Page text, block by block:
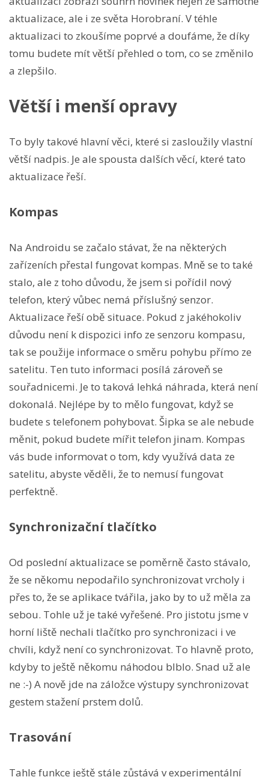
aktualizace, ale i ze světa Horobraní. V téhle
aktualizaci to zkoušíme poprvé a doufáme, že díky
tomu budete mít větší přehled o tom, co se změnilo
a zlepšilo.
Větší i menší opravy
To byly takové hlavní věci, které si zasloužily vlastní
větší nadpis. Je ale spousta dalších věcí, které tato
aktualizace řeší.
Kompas
Na Androidu se začalo stávat, že na některých
zařízeních přestal fungovat kompas. Mně se to také
stalo, ale z toho důvodu, že jsem si pořídil nový
telefon, který vůbec nemá příslušný senzor.
Aktualizace řeší obě situace. Pokud z jakéhokoliv
důvodu není k dispozici info ze senzoru kompasu,
tak se použije informace o směru pohybu přímo ze
satelitu. Ten tuto informaci posílá zároveň se
souřadnicemi. Je to taková lehká náhrada, která není
dokonalá. Nejlépe by to mělo fungovat, když se
budete s telefonem pohybovat. Šipka se ale nebude
měnit, pokud budete mířit telefon jinam. Kompas
vás bude informovat o tom, kdy využívá data ze
satelitu, abyste věděli, že to nemusí fungovat
perfektně.
Synchronizační tlačítko
Od poslední aktualizace se poměrně často stávalo,
že se někomu nepodařilo synchronizovat vrcholy i
přes to, že se aplikace tvářila, jako by to už měla za
sebou. Tohle už je také vyřešené. Pro jistotu jsme v
horní liště nechali tlačítko pro synchronizaci i ve
chvíli, když není co synchronizovat. To hlavně proto,
kdyby to ještě někomu náhodou blblo. Snad už ale
ne :-) A nově jde na záložce výstupy synchronizovat
gestem stažení prstem dolů.
Trasování
Tahle funkce ještě stále zůstává v experimentální